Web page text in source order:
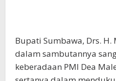
Bupati Sumbawa, Drs.
dalam sambutannya
keberadaan PMI Dea